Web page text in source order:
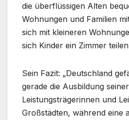
die überflüssigen Alten
Wohnungen und Familien
sich mit kleineren
sich Kinder ein Zimmer
Sein Fazit: „Deutschland
gerade die Ausbildung
Leistungsträgerinnen und
Großstädten, während eine